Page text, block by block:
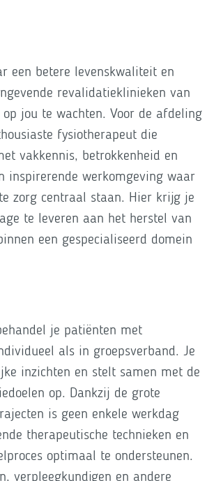
een betere levenskwaliteit en
revalidatieklinieken van
jou te wachten. Voor de afdeling
fysiotherapeut die
vakkennis, betrokkenheid en
inspirerende werkomgeving waar
zorg centraal staan. Hier krijg je
te leveren aan het herstel van
een gespecialiseerd domein
je patiënten met
als in groepsverband. Je
inzichten en stelt samen met de
op. Dankzij de grote
is geen enkele werkdag
therapeutische technieken en
optimaal te ondersteunen.
verpleegkundigen en andere